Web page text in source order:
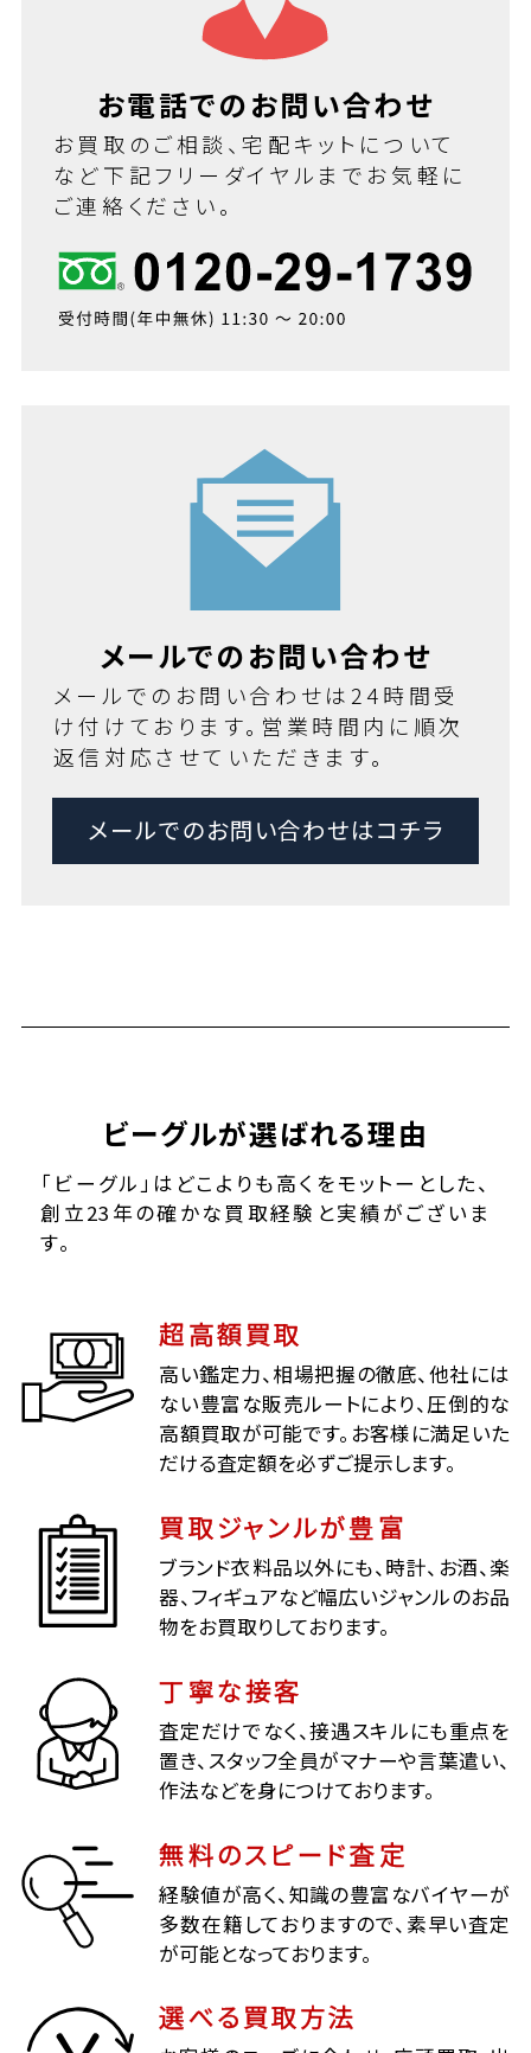
お電話でのお問い合わせ
お買取のご相談、宅配キットについて
など下記フリーダイヤルまでお気軽に
ご連絡ください。
メールでのお問い合わせ
メールでのお問い合わせは24時間受
け付けております。営業時間内に順次
返信対応させていただきます。
メールでのお問い合わせはコチラ
ビーグルが選ばれる理由
「ビーグル」はどこよりも高くをモットーとした、
創立23年の確かな買取経験と実績がございま
す。
超高額買取
高い鑑定力、相場把握の徹底、他社には
ない豊富な販売ルートにより、圧倒的な
高額買取が可能です。お客様に満足いた
だける査定額を必ずご提示します。
買取ジャンルが豊富
ブランド衣料品以外にも、時計、お酒、楽
器、フィギュアなど幅広いジャンルのお品
物をお買取りしております。
丁寧な接客
査定だけでなく、接遇スキルにも重点を
置き、スタッフ全員がマナーや言葉遣い、
作法などを身につけております。
無料のスピード査定
経験値が高く、知識の豊富なバイヤーが
多数在籍しておりますので、素早い査定
が可能となっております。
選べる買取方法